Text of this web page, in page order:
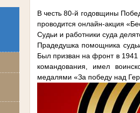
В честь 80-й годовщины
проводится онлайн-акция
Судьи и работники суда
Прадедушка помощника
Был призван на фронт в 1941
командования, имел
медалями «За победу над